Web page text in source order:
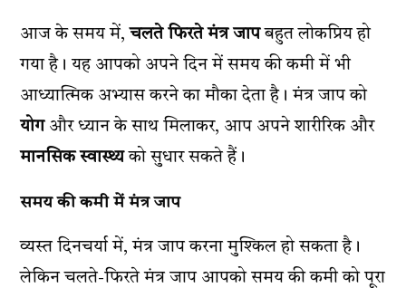
आज के समय में,चलते फिरते मंत्र जापबहुत लोकप्रिय हो
गया है। यह आपको अपने दिन में समय की कमी में भी
आध्यात्मिक अभ्यास करने का मौका देता है। मंत्र जाप को
योगऔर ध्यान के साथ मिलाकर, आप अपने शारीरिक और
मानसिक स्वास्थ्यको सुधार सकते हैं।
समय की कमी में मंत्र जाप
व्यस्त दिनचर्या में, मंत्र जाप करना मुश्किल हो सकता है।
लेकिन चलते-फिरते मंत्र जाप आपको समय की कमी को पूरा